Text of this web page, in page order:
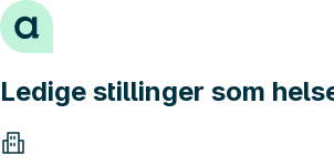
Hopp til innhold
Ledige stillinger som